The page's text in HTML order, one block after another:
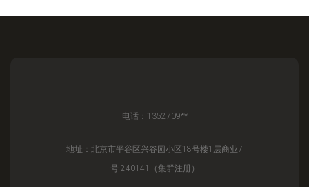
电话：1352709**
地址：北京市平谷区兴谷园小区18号楼1层商业7
号-240141（集群注册）